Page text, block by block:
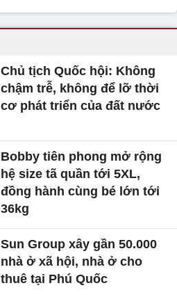
Chủ tịch Quốc hội: Không
chậm trễ, không để lỡ thời
cơ phát triển của đất nước
Bobby tiên phong mở rộng
hệ size tã quần tới 5XL,
đồng hành cùng bé lớn tới
36kg
Sun Group xây gần 50.000
nhà ở xã hội, nhà ở cho
thuê tại Phú Quốc